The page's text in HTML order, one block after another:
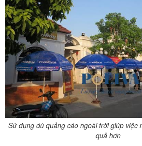
Sử dụng dù quảng cáo ngoài trời giúp việc
quả hơn